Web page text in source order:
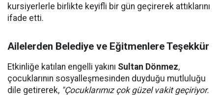
kursiyerlerle birlikte keyifli bir gün geçirerek attıklarını
ifade etti.
Ailelerden Belediye ve Eğitmenlere Teşekkür
Etkinliğe katılan engelli yakını Sultan Dönmez,
çocuklarının sosyalleşmesinden duyduğu mutluluğu
dile getirerek, "Çocuklarımız çok güzel vakit geçiriyor.